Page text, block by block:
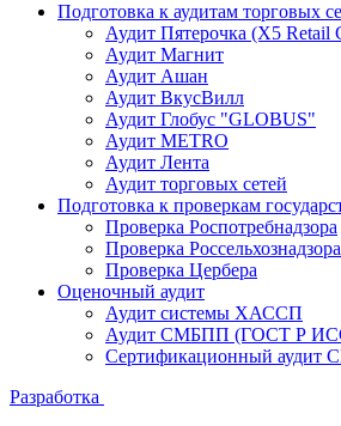
Подготовка к аудитам торговых
Аудит Пятерочка (X5 Retail
Аудит Магнит
Аудит Ашан
Аудит ВкусВилл
Аудит Глобус "GLOBUS"
Аудит METRO
Аудит Лента
Аудит торговых сетей
Подготовка к проверкам
Проверка Роспотребнадзора
Проверка Россельхознадзора
Проверка Цербера
Оценочный аудит
Аудит системы ХАССП
Аудит СМБПП (ГОСТ Р
Сертификационный
Разработка